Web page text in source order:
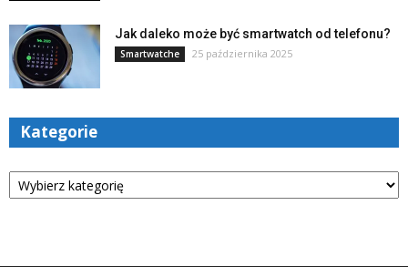
Jak daleko może być smartwatch od telefonu?
Smartwatche 25 października 2025
Kategorie
Kategorie